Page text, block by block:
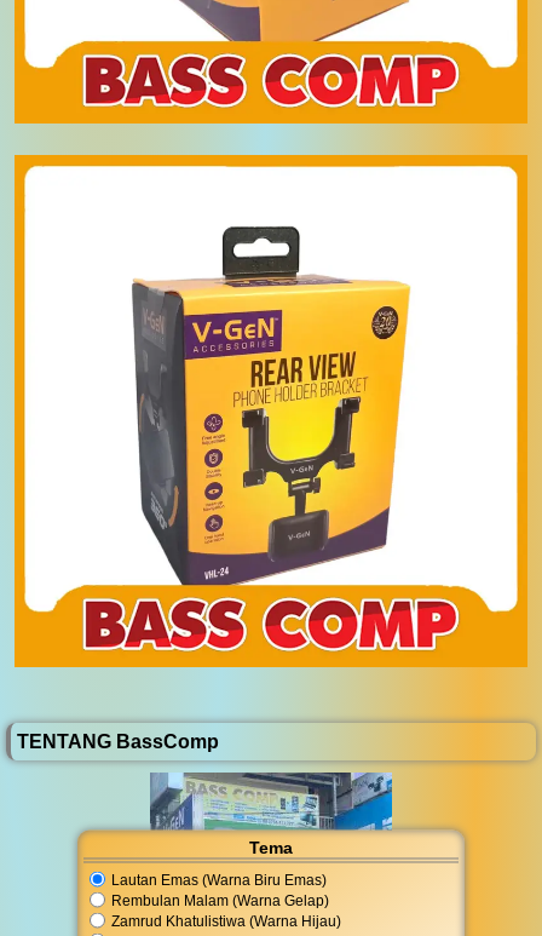
Tema
Lautan Emas (Warna Biru Emas)
Rembulan Malam (Warna Gelap)
Zamrud Khatulistiwa (Warna Hijau)
TENTANG BassComp